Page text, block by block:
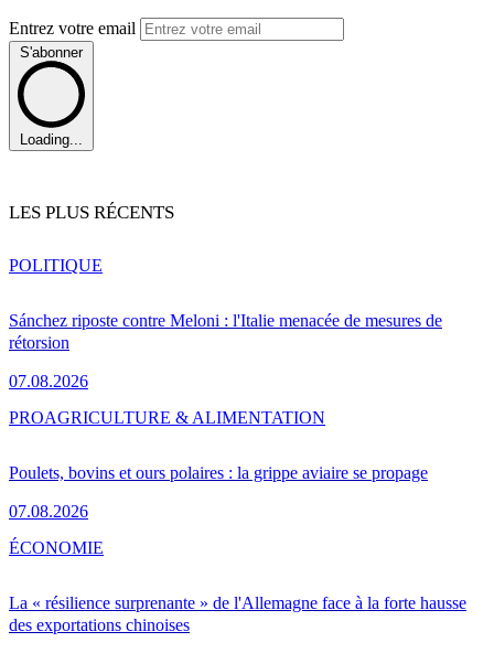
Entrez votre email
S'abonner
Loading...
LES PLUS RÉCENTS
Sánchez riposte contre Meloni : l'Italie menacée de mesures de
rétorsion
07.08.2026
POLITIQUE
Poulets, bovins et ours polaires : la grippe aviaire se propage
07.08.2026
PROAGRICULTURE & ALIMENTATION
La « résilience surprenante » de l'Allemagne face à la forte hausse
des exportations chinoises
ÉCONOMIE